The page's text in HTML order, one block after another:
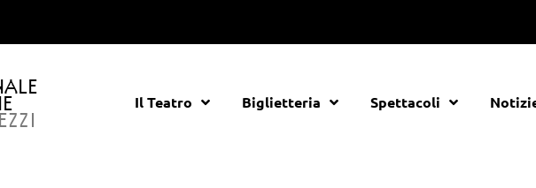
Il Teatro Biglietteria Spettacoli